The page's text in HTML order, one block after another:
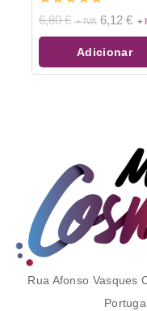
0
de
5
6,80€ 6,12 €
Adicionar
Rua Afonso Vasques